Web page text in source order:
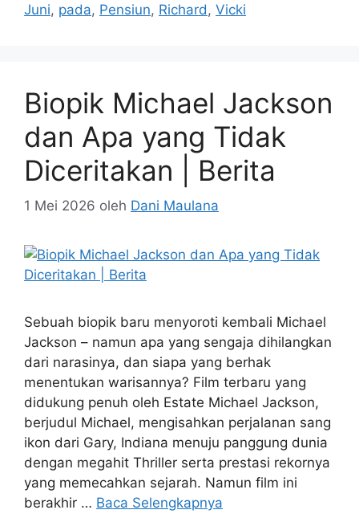
Juni, pada, Pensiun, Richard , Vicki
Biopik Michael Jackson
dan Apa yang Tidak
Diceritakan | Berita
1 Mei 2026 oleh Dani Maulana
​Sebuah biopik baru menyoroti kembali Michael
Jackson – namun apa yang sengaja dihilangkan
dari narasinya, dan siapa yang berhak
menentukan warisannya? Film terbaru yang
didukung penuh oleh Estate Michael Jackson,
berjudul Michael, mengisahkan perjalanan sang
ikon dari Gary, Indiana menuju panggung dunia
dengan megahit Thriller serta prestasi rekornya
yang memecahkan sejarah. Namun film ini
berakhir … Baca Selengkapnya